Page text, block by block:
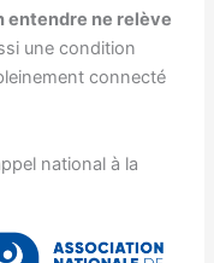
entendre ne relève
une condition
connecté
national à la